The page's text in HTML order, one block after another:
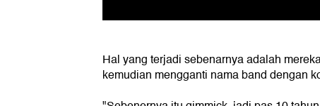
Hal yang terjadi sebenarnya adalah
kemudian mengganti nama band dengan